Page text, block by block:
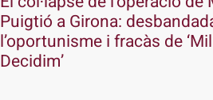
Puigtió a Girona:
l’oportunisme i fracàs de
Decidim’